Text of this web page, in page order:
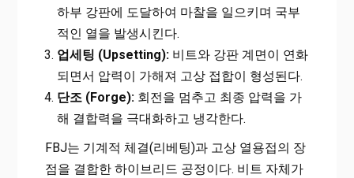
하부 강판에 도달하여 마찰을 일으키며 국부
적인 열을 발생시킨다.
업세팅 (Upsetting):비트와 강판 계면이 연화
되면서 압력이 가해져 고상 접합이 형성된다.
단조 (Forge):회전을 멈추고 최종 압력을 가
해 결합력을 극대화하고 냉각한다.
FBJ는 기계적 체결(리베팅)과 고상 열용접의 장
점을 결합한 하이브리드 공정이다. 비트 자체가